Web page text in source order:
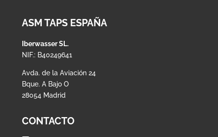
ASM TAPS ESPAÑA
Iberwasser SL.
NIF.: B40249641
Avda. de la Aviación 24
Bque. A Bajo O
28054 Madrid
CONTACTO